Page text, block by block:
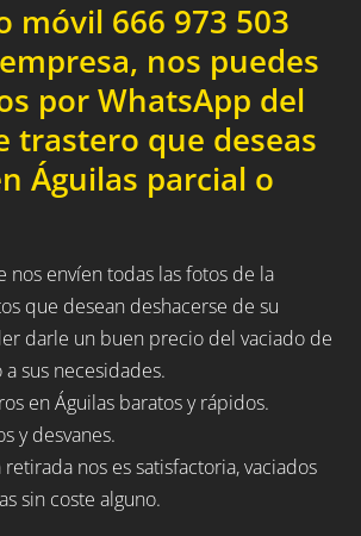
móvil 666 973 503
nos puedes
por WhatsApp del
trastero que deseas
Águilas parcial o
nos envíen todas las fotos de la
que desean deshacerse de su
darle un buen precio del vaciado de
sus necesidades.
en Águilas baratos y rápidos.
y desvanes.
retirada nos es satisfactoria, vaciados
sin coste alguno.